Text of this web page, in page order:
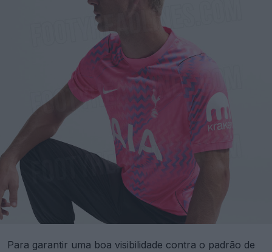
Para garantir uma boa visibilidade contra o padrão de